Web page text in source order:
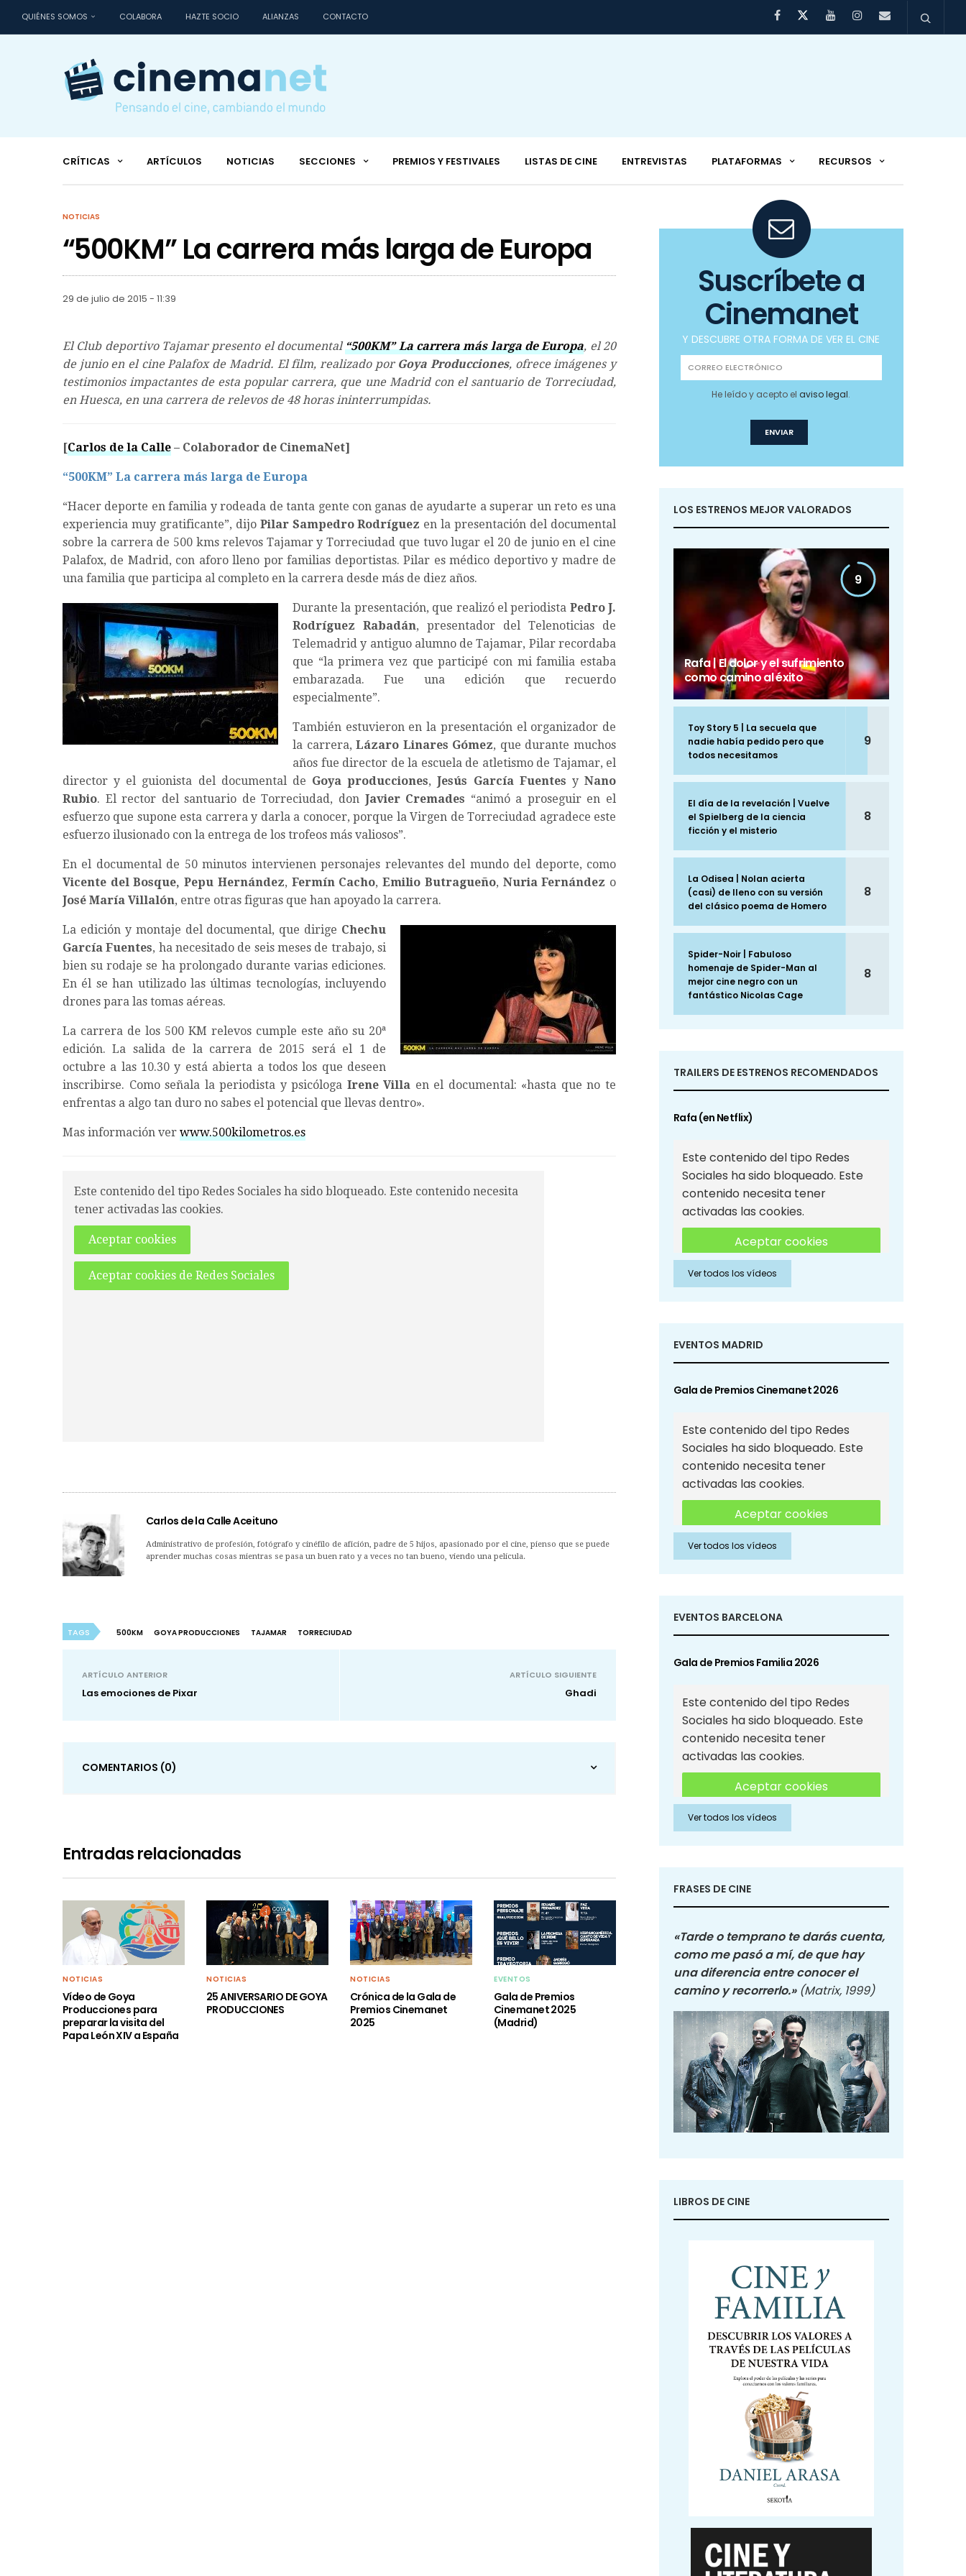
QUIÉNES SOMOS COLABORA HAZTE SOCIO ALIANZAS CONTACTO
CRÍTICAS ARTÍCULOS NOTICIAS SECCIONES PREMIOS Y FESTIVALES LISTAS DE CINE ENTREVISTAS PLATAFORMAS RECURSOS
NOTICIAS
“500KM” La carrera más larga de Europa
29 de julio de 2015 - 11:39
El Club deportivo Tajamar presento el documental“500KM” La carrera más larga de Europa, el 20
de junio en el cine Palafox de Madrid. El film, realizado por Goya Producciones, ofrece imágenes y
testimonios impactantes de esta popular carrera, que une Madrid con el santuario de Torreciudad,
en Huesca, en una carrera de relevos de 48 horas ininterrumpidas.
[Carlos de la Calle – Colaborador de CinemaNet]
“500KM” La carrera más larga de Europa
“Hacer deporte en familia y rodeada de tanta gente con ganas de ayudarte a superar un reto es una
experiencia muy gratificante”, dijo Pilar Sampedro Rodríguez en la presentación del documental
sobre la carrera de 500 kms relevos Tajamar y Torreciudad que tuvo lugar el 20 de junio en el cine
Palafox, de Madrid, con aforo lleno por familias deportistas. Pilar es médico deportivo y madre de
una familia que participa al completo en la carrera desde más de diez años.
Durante la presentación, que realizó el periodista Pedro J.
Rodríguez Rabadán, presentador del Telenoticias de
Telemadrid y antiguo alumno de Tajamar, Pilar recordaba
que “la primera vez que participé con mi familia estaba
embarazada. Fue una edición que recuerdo
especialmente”.
También estuvieron en la presentación el organizador de
la carrera,Lázaro Linares Gómez, que durante muchos
años fue director de la escuela de atletismo de Tajamar, el
director y el guionista del documental de Goya producciones, Jesús García Fuentes yNano
Rubio. El rector del santuario de Torreciudad, don Javier Cremades “animó a proseguir en el
esfuerzo que supone esta carrera y darla a conocer, porque la Virgen de Torreciudad agradece este
esfuerzo ilusionado con la entrega de los trofeos más valiosos”.
En el documental de 50 minutos intervienen personajes relevantes del mundo del deporte, como
Vicente del Bosque, Pepu Hernández, Fermín Cacho, Emilio Butragueño, Nuria Fernández o
José María Villalón, entre otras figuras que han apoyado la carrera.
La edición y montaje del documental, que dirige Chechu
García Fuentes, ha necesitado de seis meses de trabajo, si
bien su rodaje se ha prolongado durante varias ediciones.
En él se han utilizado las últimas tecnologías, incluyendo
drones para las tomas aéreas.
La carrera de los 500 KM relevos cumple este año su 20ª
edición. La salida de la carrera de 2015 será el 1 de
octubre a las 10.30 y está abierta a todos los que deseen
inscribirse. Como señala la periodista y psicóloga Irene Villa en el documental: «hasta que no te
enfrentas a algo tan duro no sabes el potencial que llevas dentro».
Mas información ver www.500kilometros.es
Este contenido del tipo Redes Sociales ha sido bloqueado. Este contenido necesita
tener activadas las cookies.
Aceptar cookies
Aceptar cookies de Redes Sociales
Carlos de la Calle Aceituno
Administrativo de profesión, fotógrafo y cinéfilo de afición, padre de 5 hijos, apasionado por el cine, pienso que se puede
aprender muchas cosas mientras se pasa un buen rato y a veces no tan bueno, viendo una película.
TAGS 500KM GOYA PRODUCCIONES TAJAMAR TORRECIUDAD
ARTÍCULO ANTERIOR
Las emociones de Pixar
ARTÍCULO SIGUIENTE
Ghadi
COMENTARIOS (0)
Entradas relacionadas
NOTICIAS
Vídeo de Goya
Producciones para
preparar la visita del
Papa León XIV a España
NOTICIAS
25 ANIVERSARIO DE GOYA
PRODUCCIONES
NOTICIAS
Crónica de la Gala de
Premios Cinemanet
2025
EVENTOS
Gala de Premios
Cinemanet 2025
(Madrid)
Suscríbete a
Cinemanet
Y DESCUBRE OTRA FORMA DE VER EL CINE
He leído y acepto elaviso legal.
LOS ESTRENOS MEJOR VALORADOS
9
Rafa | El dolor y el sufrimiento
como camino al éxito
Toy Story 5 | La secuela que
nadie había pedido pero que
todos necesitamos
9
El día de la revelación | Vuelve
el Spielberg de la ciencia
ficción y el misterio
8
La Odisea | Nolan acierta
(casi) de lleno con su versión
del clásico poema de Homero
8
Spider-Noir | Fabuloso
homenaje de Spider-Man al
mejor cine negro con un
fantástico Nicolas Cage
8
TRAILERS DE ESTRENOS RECOMENDADOS
Rafa (en Netflix)
Este contenido del tipo Redes
Sociales ha sido bloqueado. Este
contenido necesita tener
activadas las cookies.
Aceptar cookies
Aceptar cookies de Redes
Sociales
Ver todos los vídeos
EVENTOS MADRID
Gala de Premios Cinemanet 2026
Este contenido del tipo Redes
Sociales ha sido bloqueado. Este
contenido necesita tener
activadas las cookies.
Aceptar cookies
Aceptar cookies de Redes
Sociales
Ver todos los vídeos
EVENTOS BARCELONA
Gala de Premios Familia 2026
Este contenido del tipo Redes
Sociales ha sido bloqueado. Este
contenido necesita tener
activadas las cookies.
Aceptar cookies
Aceptar cookies de Redes
Sociales
Ver todos los vídeos
FRASES DE CINE
«Tarde o temprano te darás cuenta,
como me pasó a mí, de que hay
una diferencia entre conocer el
camino y recorrerlo.» (Matrix, 1999)
LIBROS DE CINE